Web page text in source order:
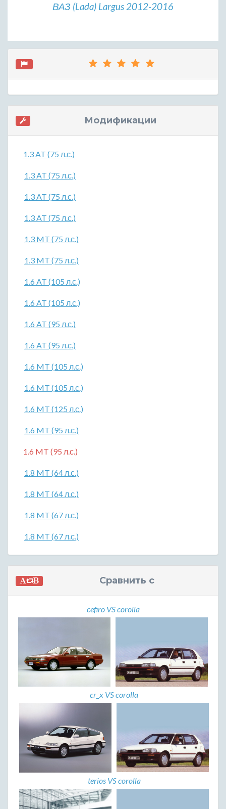
ВАЗ (Lada) Largus 2012-2016
Модификации
1.3 AT (75 л.с.)
1.3 AT (75 л.с.)
1.3 AT (75 л.с.)
1.3 AT (75 л.с.)
1.3 MT (75 л.с.)
1.3 MT (75 л.с.)
1.6 AT (105 л.с.)
1.6 AT (105 л.с.)
1.6 AT (95 л.с.)
1.6 AT (95 л.с.)
1.6 MT (105 л.с.)
1.6 MT (105 л.с.)
1.6 MT (125 л.с.)
1.6 MT (95 л.с.)
1.6 MT (95 л.с.)
1.8 MT (64 л.с.)
1.8 MT (64 л.с.)
1.8 MT (67 л.с.)
1.8 MT (67 л.с.)
Сравнить с
cefiro VS corolla
cr_x VS corolla
terios VS corolla